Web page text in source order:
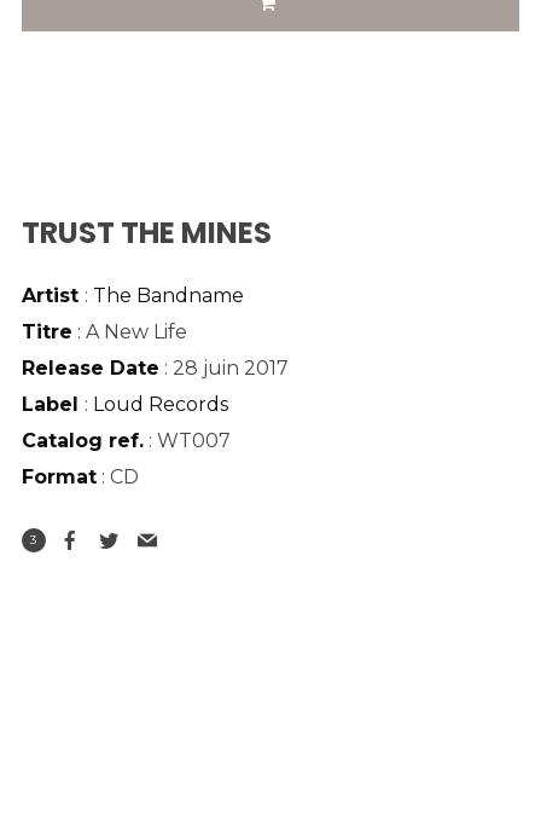
TRUST THE MINES
Artist : The Bandname
Titre : A New Life
Release Date : 28 juin 2017
Label : Loud Records
Catalog ref.: WT007
Format: CD
3